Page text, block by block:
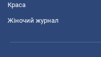
Краса
Жіночий журнал